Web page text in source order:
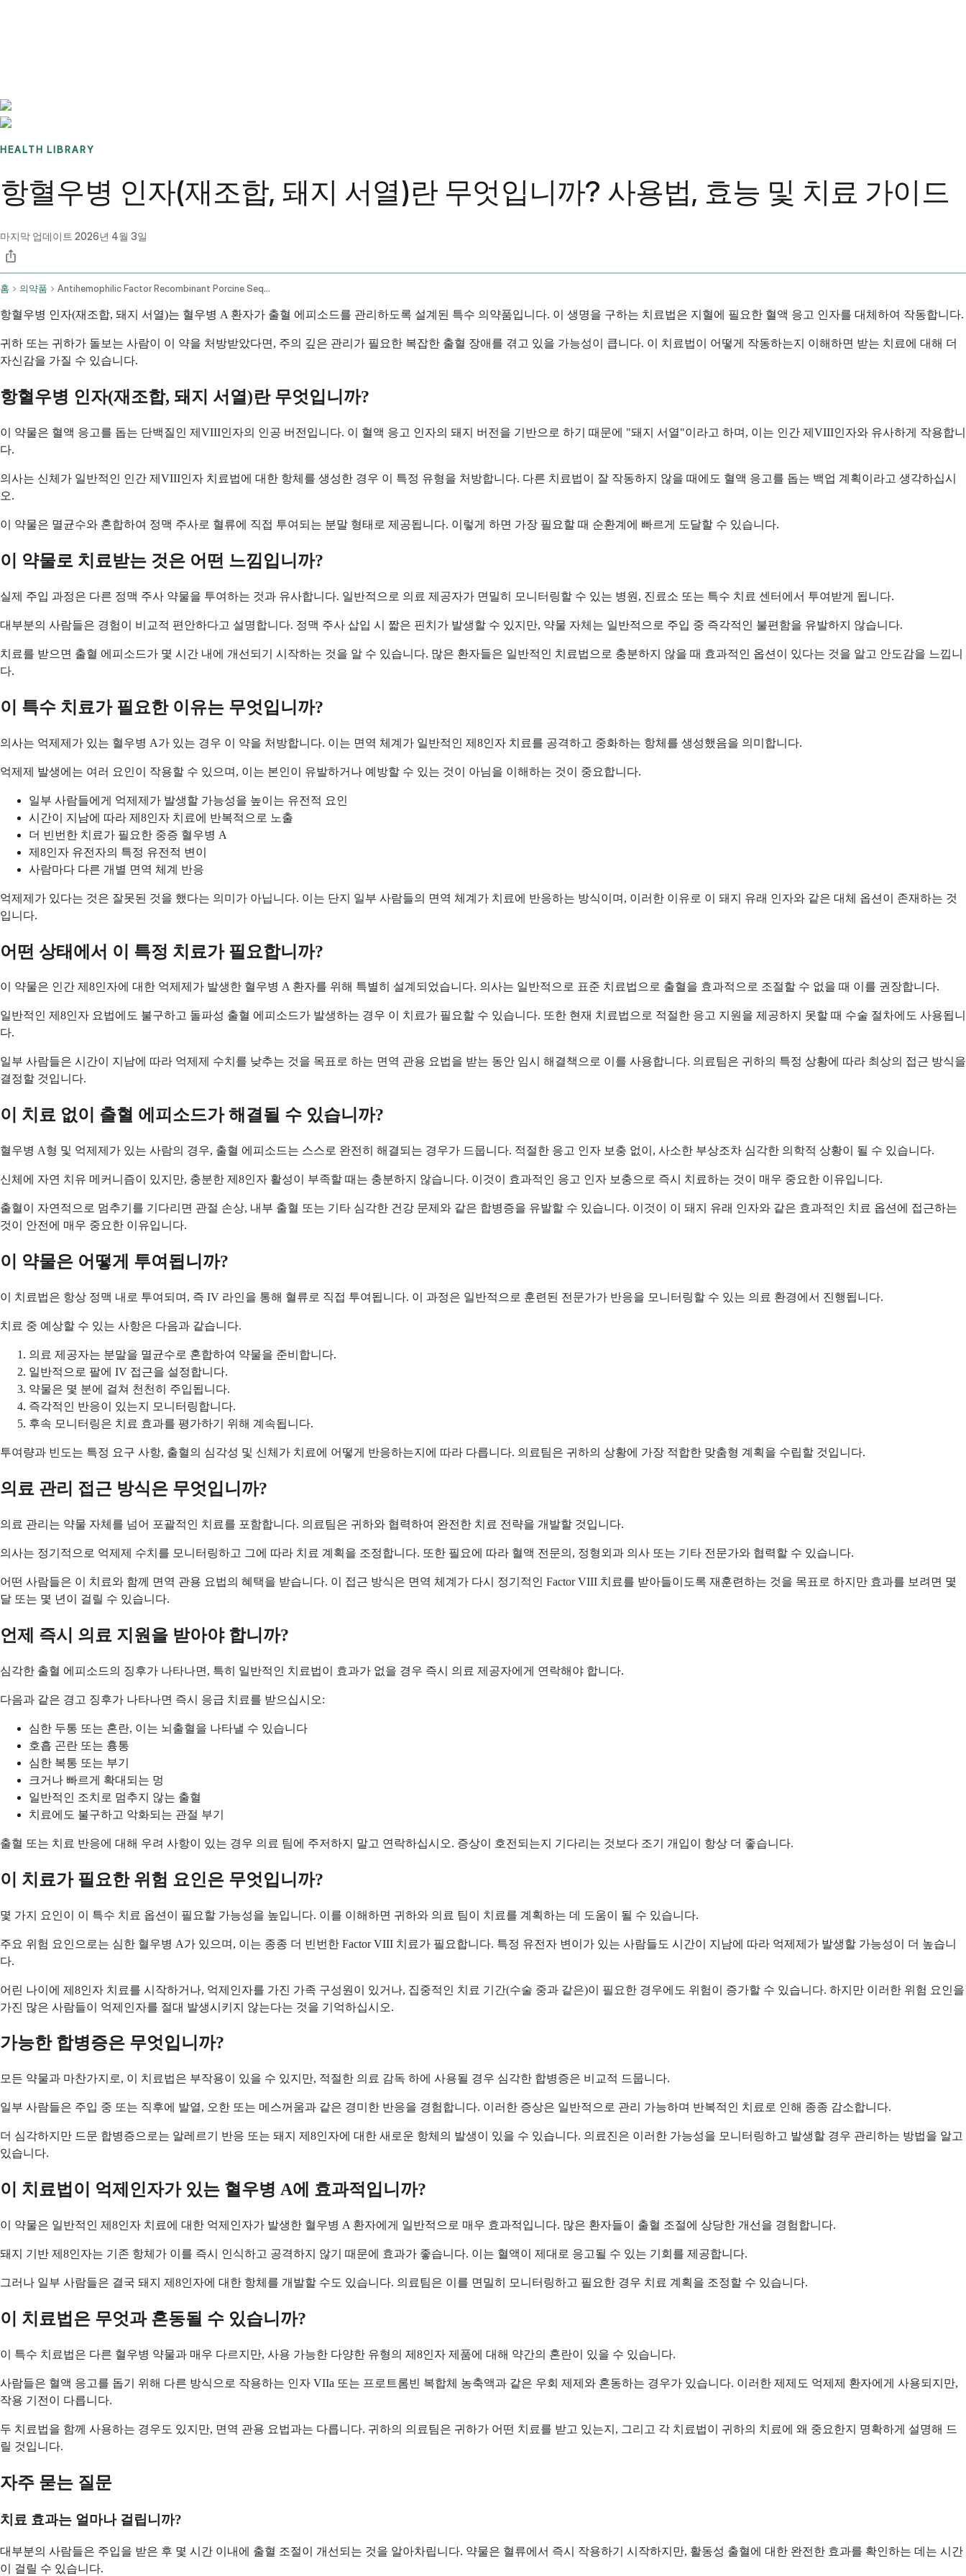
HEALTH LIBRARY
항혈우병 인자(재조합, 돼지 서열)란 무엇입니까? 사용법, 효능 및 치료 가이드
마지막 업데이트 2026년 4월 3일
홈 의약품 Antihemophilic Factor Recombinant Porcine Sequence Intravenous Route
항혈우병 인자(재조합, 돼지 서열)는 혈우병 A 환자가 출혈 에피소드를 관리하도록 설계된 특수 의약품입니다. 이 생명을 구하는 치료법은 지혈에 필요한 혈액 응고 인자를 대체하여 작동합니다.
귀하 또는 귀하가 돌보는 사람이 이 약을 처방받았다면, 주의 깊은 관리가 필요한 복잡한 출혈 장애를 겪고 있을 가능성이 큽니다. 이 치료법이 어떻게 작동하는지 이해하면 받는 치료에 대해 더
자신감을 가질 수 있습니다.
항혈우병 인자(재조합, 돼지 서열)란 무엇입니까?
이 약물은 혈액 응고를 돕는 단백질인 제VIII인자의 인공 버전입니다. 이 혈액 응고 인자의 돼지 버전을 기반으로 하기 때문에 "돼지 서열"이라고 하며, 이는 인간 제VIII인자와 유사하게 작용합니
다.
의사는 신체가 일반적인 인간 제VIII인자 치료법에 대한 항체를 생성한 경우 이 특정 유형을 처방합니다. 다른 치료법이 잘 작동하지 않을 때에도 혈액 응고를 돕는 백업 계획이라고 생각하십시
오.
이 약물은 멸균수와 혼합하여 정맥 주사로 혈류에 직접 투여되는 분말 형태로 제공됩니다. 이렇게 하면 가장 필요할 때 순환계에 빠르게 도달할 수 있습니다.
이 약물로 치료받는 것은 어떤 느낌입니까?
실제 주입 과정은 다른 정맥 주사 약물을 투여하는 것과 유사합니다. 일반적으로 의료 제공자가 면밀히 모니터링할 수 있는 병원, 진료소 또는 특수 치료 센터에서 투여받게 됩니다.
대부분의 사람들은 경험이 비교적 편안하다고 설명합니다. 정맥 주사 삽입 시 짧은 핀치가 발생할 수 있지만, 약물 자체는 일반적으로 주입 중 즉각적인 불편함을 유발하지 않습니다.
치료를 받으면 출혈 에피소드가 몇 시간 내에 개선되기 시작하는 것을 알 수 있습니다. 많은 환자들은 일반적인 치료법으로 충분하지 않을 때 효과적인 옵션이 있다는 것을 알고 안도감을 느낍니
다.
이 특수 치료가 필요한 이유는 무엇입니까?
의사는 억제제가 있는 혈우병 A가 있는 경우 이 약을 처방합니다. 이는 면역 체계가 일반적인 제8인자 치료를 공격하고 중화하는 항체를 생성했음을 의미합니다.
억제제 발생에는 여러 요인이 작용할 수 있으며, 이는 본인이 유발하거나 예방할 수 있는 것이 아님을 이해하는 것이 중요합니다.
일부 사람들에게 억제제가 발생할 가능성을 높이는 유전적 요인
시간이 지남에 따라 제8인자 치료에 반복적으로 노출
더 빈번한 치료가 필요한 중증 혈우병 A
제8인자 유전자의 특정 유전적 변이
사람마다 다른 개별 면역 체계 반응
억제제가 있다는 것은 잘못된 것을 했다는 의미가 아닙니다. 이는 단지 일부 사람들의 면역 체계가 치료에 반응하는 방식이며, 이러한 이유로 이 돼지 유래 인자와 같은 대체 옵션이 존재하는 것
입니다.
어떤 상태에서 이 특정 치료가 필요합니까?
이 약물은 인간 제8인자에 대한 억제제가 발생한 혈우병 A 환자를 위해 특별히 설계되었습니다. 의사는 일반적으로 표준 치료법으로 출혈을 효과적으로 조절할 수 없을 때 이를 권장합니다.
일반적인 제8인자 요법에도 불구하고 돌파성 출혈 에피소드가 발생하는 경우 이 치료가 필요할 수 있습니다. 또한 현재 치료법으로 적절한 응고 지원을 제공하지 못할 때 수술 절차에도 사용됩니
다.
일부 사람들은 시간이 지남에 따라 억제제 수치를 낮추는 것을 목표로 하는 면역 관용 요법을 받는 동안 임시 해결책으로 이를 사용합니다. 의료팀은 귀하의 특정 상황에 따라 최상의 접근 방식을
결정할 것입니다.
이 치료 없이 출혈 에피소드가 해결될 수 있습니까?
혈우병 A형 및 억제제가 있는 사람의 경우, 출혈 에피소드는 스스로 완전히 해결되는 경우가 드뭅니다. 적절한 응고 인자 보충 없이, 사소한 부상조차 심각한 의학적 상황이 될 수 있습니다.
신체에 자연 치유 메커니즘이 있지만, 충분한 제8인자 활성이 부족할 때는 충분하지 않습니다. 이것이 효과적인 응고 인자 보충으로 즉시 치료하는 것이 매우 중요한 이유입니다.
출혈이 자연적으로 멈추기를 기다리면 관절 손상, 내부 출혈 또는 기타 심각한 건강 문제와 같은 합병증을 유발할 수 있습니다. 이것이 이 돼지 유래 인자와 같은 효과적인 치료 옵션에 접근하는
것이 안전에 매우 중요한 이유입니다.
이 약물은 어떻게 투여됩니까?
이 치료법은 항상 정맥 내로 투여되며, 즉 IV 라인을 통해 혈류로 직접 투여됩니다. 이 과정은 일반적으로 훈련된 전문가가 반응을 모니터링할 수 있는 의료 환경에서 진행됩니다.
치료 중 예상할 수 있는 사항은 다음과 같습니다.
의료 제공자는 분말을 멸균수로 혼합하여 약물을 준비합니다.
일반적으로 팔에 IV 접근을 설정합니다.
약물은 몇 분에 걸쳐 천천히 주입됩니다.
즉각적인 반응이 있는지 모니터링합니다.
후속 모니터링은 치료 효과를 평가하기 위해 계속됩니다.
투여량과 빈도는 특정 요구 사항, 출혈의 심각성 및 신체가 치료에 어떻게 반응하는지에 따라 다릅니다. 의료팀은 귀하의 상황에 가장 적합한 맞춤형 계획을 수립할 것입니다.
의료 관리 접근 방식은 무엇입니까?
의료 관리는 약물 자체를 넘어 포괄적인 치료를 포함합니다. 의료팀은 귀하와 협력하여 완전한 치료 전략을 개발할 것입니다.
의사는 정기적으로 억제제 수치를 모니터링하고 그에 따라 치료 계획을 조정합니다. 또한 필요에 따라 혈액 전문의, 정형외과 의사 또는 기타 전문가와 협력할 수 있습니다.
어떤 사람들은 이 치료와 함께 면역 관용 요법의 혜택을 받습니다. 이 접근 방식은 면역 체계가 다시 정기적인 Factor VIII 치료를 받아들이도록 재훈련하는 것을 목표로 하지만 효과를 보려면 몇
달 또는 몇 년이 걸릴 수 있습니다.
언제 즉시 의료 지원을 받아야 합니까?
심각한 출혈 에피소드의 징후가 나타나면, 특히 일반적인 치료법이 효과가 없을 경우 즉시 의료 제공자에게 연락해야 합니다.
다음과 같은 경고 징후가 나타나면 즉시 응급 치료를 받으십시오:
심한 두통 또는 혼란, 이는 뇌출혈을 나타낼 수 있습니다
호흡 곤란 또는 흉통
심한 복통 또는 부기
크거나 빠르게 확대되는 멍
일반적인 조치로 멈추지 않는 출혈
치료에도 불구하고 악화되는 관절 부기
출혈 또는 치료 반응에 대해 우려 사항이 있는 경우 의료 팀에 주저하지 말고 연락하십시오. 증상이 호전되는지 기다리는 것보다 조기 개입이 항상 더 좋습니다.
이 치료가 필요한 위험 요인은 무엇입니까?
몇 가지 요인이 이 특수 치료 옵션이 필요할 가능성을 높입니다. 이를 이해하면 귀하와 의료 팀이 치료를 계획하는 데 도움이 될 수 있습니다.
주요 위험 요인으로는 심한 혈우병 A가 있으며, 이는 종종 더 빈번한 Factor VIII 치료가 필요합니다. 특정 유전자 변이가 있는 사람들도 시간이 지남에 따라 억제제가 발생할 가능성이 더 높습니
다.
어린 나이에 제8인자 치료를 시작하거나, 억제인자를 가진 가족 구성원이 있거나, 집중적인 치료 기간(수술 중과 같은)이 필요한 경우에도 위험이 증가할 수 있습니다. 하지만 이러한 위험 요인을
가진 많은 사람들이 억제인자를 절대 발생시키지 않는다는 것을 기억하십시오.
가능한 합병증은 무엇입니까?
모든 약물과 마찬가지로, 이 치료법은 부작용이 있을 수 있지만, 적절한 의료 감독 하에 사용될 경우 심각한 합병증은 비교적 드뭅니다.
일부 사람들은 주입 중 또는 직후에 발열, 오한 또는 메스꺼움과 같은 경미한 반응을 경험합니다. 이러한 증상은 일반적으로 관리 가능하며 반복적인 치료로 인해 종종 감소합니다.
더 심각하지만 드문 합병증으로는 알레르기 반응 또는 돼지 제8인자에 대한 새로운 항체의 발생이 있을 수 있습니다. 의료진은 이러한 가능성을 모니터링하고 발생할 경우 관리하는 방법을 알고
있습니다.
이 치료법이 억제인자가 있는 혈우병 A에 효과적입니까?
이 약물은 일반적인 제8인자 치료에 대한 억제인자가 발생한 혈우병 A 환자에게 일반적으로 매우 효과적입니다. 많은 환자들이 출혈 조절에 상당한 개선을 경험합니다.
돼지 기반 제8인자는 기존 항체가 이를 즉시 인식하고 공격하지 않기 때문에 효과가 좋습니다. 이는 혈액이 제대로 응고될 수 있는 기회를 제공합니다.
그러나 일부 사람들은 결국 돼지 제8인자에 대한 항체를 개발할 수도 있습니다. 의료팀은 이를 면밀히 모니터링하고 필요한 경우 치료 계획을 조정할 수 있습니다.
이 치료법은 무엇과 혼동될 수 있습니까?
이 특수 치료법은 다른 혈우병 약물과 매우 다르지만, 사용 가능한 다양한 유형의 제8인자 제품에 대해 약간의 혼란이 있을 수 있습니다.
사람들은 혈액 응고를 돕기 위해 다른 방식으로 작용하는 인자 VIIa 또는 프로트롬빈 복합체 농축액과 같은 우회 제제와 혼동하는 경우가 있습니다. 이러한 제제도 억제제 환자에게 사용되지만,
작용 기전이 다릅니다.
두 치료법을 함께 사용하는 경우도 있지만, 면역 관용 요법과는 다릅니다. 귀하의 의료팀은 귀하가 어떤 치료를 받고 있는지, 그리고 각 치료법이 귀하의 치료에 왜 중요한지 명확하게 설명해 드
릴 것입니다.
자주 묻는 질문
치료 효과는 얼마나 걸립니까?
대부분의 사람들은 주입을 받은 후 몇 시간 이내에 출혈 조절이 개선되는 것을 알아차립니다. 약물은 혈류에서 즉시 작용하기 시작하지만, 활동성 출혈에 대한 완전한 효과를 확인하는 데는 시간
이 걸릴 수 있습니다.